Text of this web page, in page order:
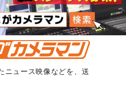
ニュース映像などを、送